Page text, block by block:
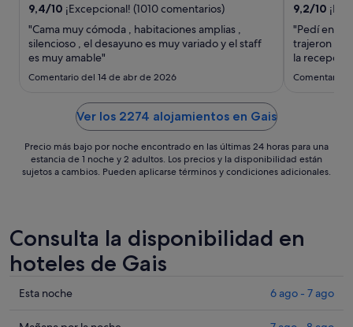
9
ago
9,4/10 ¡Excepcional! (1010 comentarios)
"Cama muy cómoda , habitaciones amplias ,
silencioso , el desayuno es muy variado y el staff
es muy amable"
Comentario del 14 de abr de 2026
9,2/10
"Pedí en el
trajeron en
la
dinero
Comentario
Ver los 2274 alojamientos en Gais
Precio más bajo por noche encontrado en las últimas 24 horas para una
estancia de 1 noche y 2 adultos. Los precios y la disponibilidad están
sujetos a cambios. Pueden aplicarse términos y condiciones adicionales.
Consulta la disponibilidad en
hoteles de Gais
Comprueba
Esta noche 6 ago - 7 ago